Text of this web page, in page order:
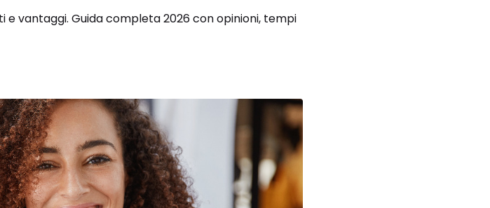
e vantaggi. Guida completa 2026 con opinioni, tempi